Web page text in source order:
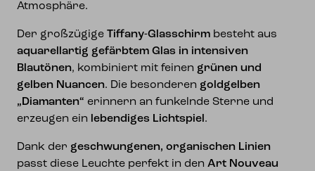
Atmosphäre.
Der großzügige Tiffany-Glasschirm besteht aus
aquarellartig gefärbtem Glas in intensiven
Blautönen, kombiniert mit feinen grünen und
gelben Nuancen. Die besonderen goldgelben
„Diamanten“ erinnern an funkelnde Sterne und
erzeugen ein lebendiges Lichtspiel .
Dank der geschwungenen, organischen Linien
passt diese Leuchte perfekt in den Art Nouveau